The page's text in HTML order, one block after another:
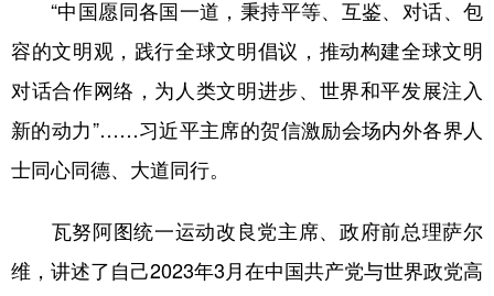
“中国愿同各国一道，秉持平等、互鉴、对话、包
容的文明观，践行全球文明倡议，推动构建全球文明
对话合作网络，为人类文明进步、世界和平发展注入
新的动力”……习近平主席的贺信激励会场内外各界人
士同心同德、大道同行。
瓦努阿图统一运动改良党主席、政府前总理萨尔
维，讲述了自己2023年3月在中国共产党与世界政党高